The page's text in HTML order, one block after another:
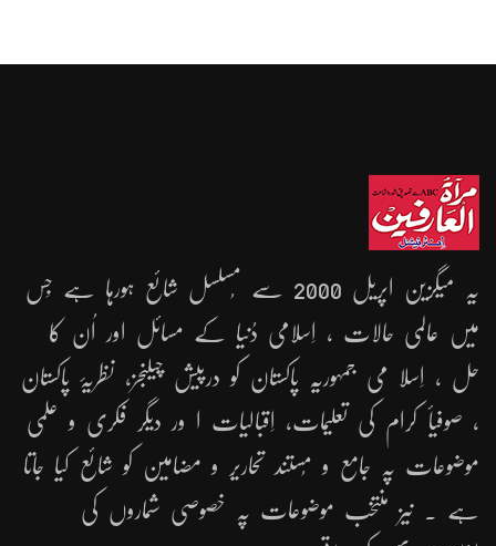
یہ میگزین اپریل 2000 سے مُسلسل شائع ہورہا ہے جِس
میں عالمی حالات ، اِسلامی دُنیا کے مسائل اور اُن کا
حل ، اِسلا می جمہوریّہ پاکستان کو درپیش چیلنجز، نظریۂ پاکستان
، صوفیأ کرام کی تعلیمات، اِقبالیات ا ور دیگر فکری و علمی
موضوعات پہ جامع و مُستند تحاریر و مضامین کو شائع کیا جاتا
ہے ۔ نیز منتخب موضوعات پہ خصوصی شماروں کی